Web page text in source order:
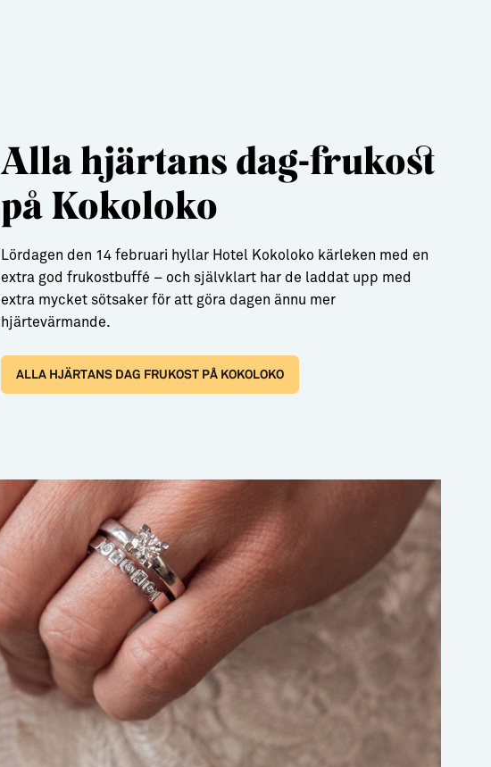
Alla hjärtans dag-frukost
på Kokoloko
Lördagen den 14 februari hyllar Hotel Kokoloko kärleken med en
extra god frukostbuffé – och självklart har de laddat upp med
extra mycket sötsaker för att göra dagen ännu mer
hjärtevärmande.
ALLA HJÄRTANS DAG FRUKOST PÅ KOKOLOKO